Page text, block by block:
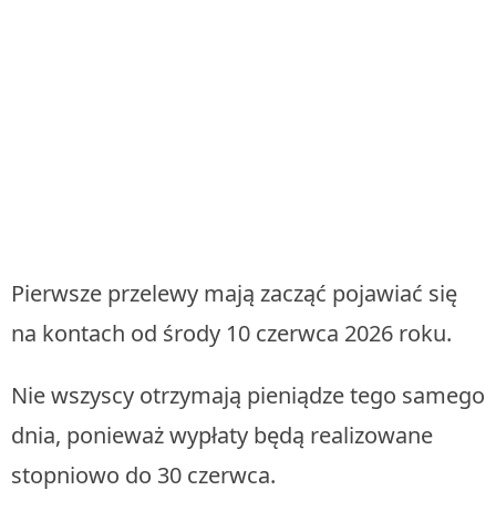
Pierwsze przelewy mają zacząć pojawiać się
na kontach od środy 10 czerwca 2026 roku.
Nie wszyscy otrzymają pieniądze tego samego
dnia, ponieważ wypłaty będą realizowane
stopniowo do 30 czerwca.